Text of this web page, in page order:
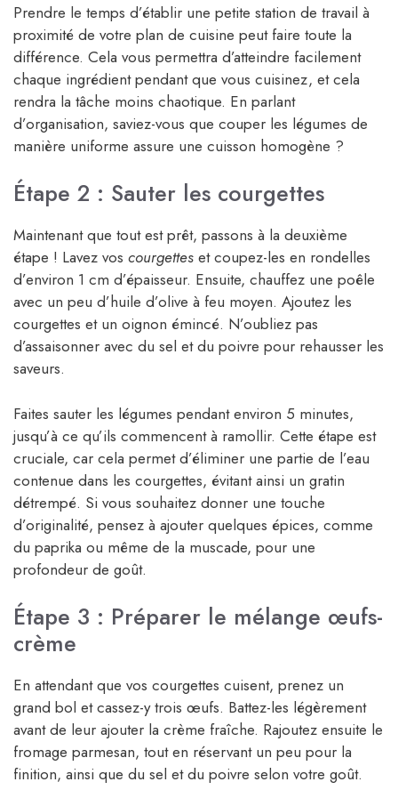
Prendre le temps d’établir une petite station de travail à
proximité de votre plan de cuisine peut faire toute la
différence. Cela vous permettra d’atteindre facilement
chaque ingrédient pendant que vous cuisinez, et cela
rendra la tâche moins chaotique. En parlant
d’organisation, saviez-vous que couper les légumes de
manière uniforme assure une cuisson homogène ?
Étape 2 : Sauter les courgettes
Maintenant que tout est prêt, passons à la deuxième
étape ! Lavez vos courgettes et coupez-les en rondelles
d’environ 1 cm d’épaisseur. Ensuite, chauffez une poêle
avec un peu d’huile d’olive à feu moyen. Ajoutez les
courgettes et un oignon émincé. N’oubliez pas
d’assaisonner avec du sel et du poivre pour rehausser les
saveurs.
Faites sauter les légumes pendant environ 5 minutes,
jusqu’à ce qu’ils commencent à ramollir. Cette étape est
cruciale, car cela permet d’éliminer une partie de l’eau
contenue dans les courgettes, évitant ainsi un gratin
détrempé. Si vous souhaitez donner une touche
d’originalité, pensez à ajouter quelques épices, comme
du paprika ou même de la muscade, pour une
profondeur de goût.
Étape 3 : Préparer le mélange œufs-
crème
En attendant que vos courgettes cuisent, prenez un
grand bol et cassez-y trois œufs. Battez-les légèrement
avant de leur ajouter la crème fraîche. Rajoutez ensuite le
fromage parmesan, tout en réservant un peu pour la
finition, ainsi que du sel et du poivre selon votre goût.